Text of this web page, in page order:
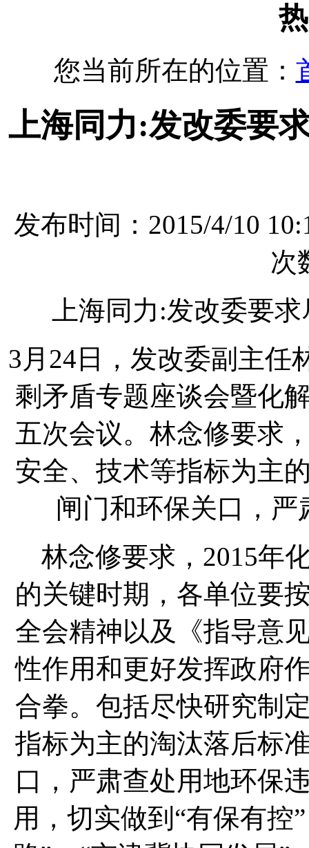
您当前所在的位置：
上海同力:发改委要
发布时间：2015/4/10
次
上海同力:发改委要
3月24日，发改委副主任
剩矛盾专题座谈会暨化
五次会议。林念修要求
安全、技术等指标为主
闸门和环保关口，
林念修要求，2015年
的关键时期，各单位要
全会精神以及《指导意
性作用和更好发挥政府
合拳。包括尽快研究制
指标为主的淘汰落后标
口，严肃查处用地环保
用，切实做到“有保有控